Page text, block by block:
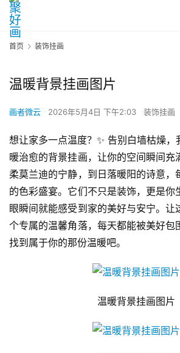
首页 装饰挂画
温暖背景挂画图片
画者微云 2026年5月4日 下午2:03 装饰挂画
想让家多一点温度？✨ 告别白墙枯燥，
暖治愈的背景挂画，让你的空间瞬间充
柔莫兰迪的宁静，到日落暖阳的诗意，
的色彩盛宴。它们不只是装饰，更是你
眼瞬间就能感受到家的美好与安宁。让
个专属的温馨角落，每天都能被美好包
找到属于你的那份温暖吧。
温暖背景挂画图片